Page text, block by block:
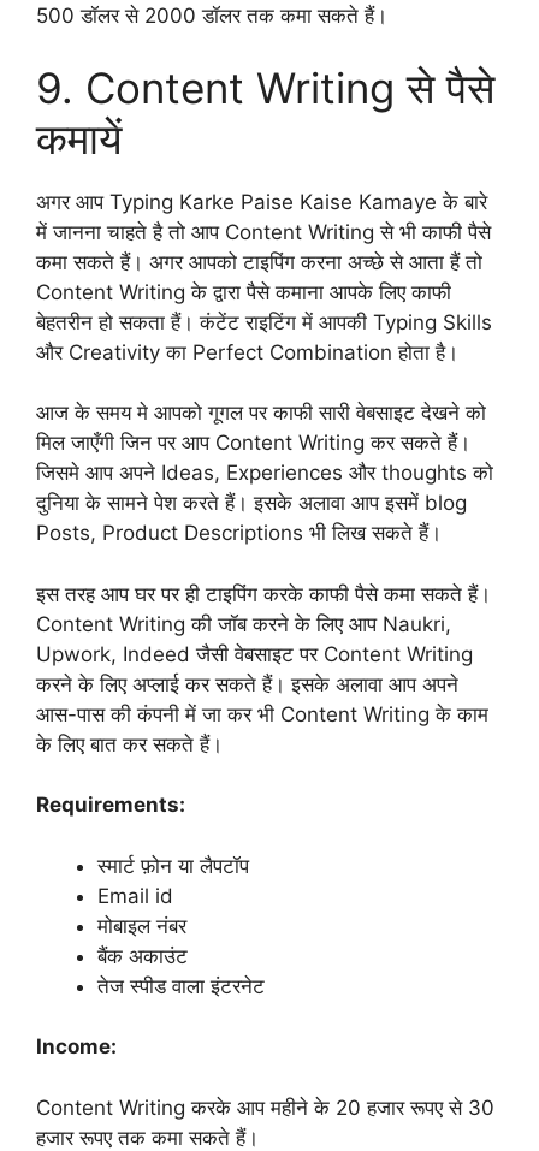
500 डॉलर से 2000 डॉलर तक कमा सकते हैं।
9. Content Writing से पैसे
कमायें
अगर आप Typing Karke Paise Kaise Kamaye के बारे
में जानना चाहते है तो आप Content Writing से भी काफी पैसे
कमा सकते हैं। अगर आपको टाइपिंग करना अच्छे से आता हैं तो
Content Writing के द्वारा पैसे कमाना आपके लिए काफी
बेहतरीन हो सकता हैं। कंटेंट राइटिंग में आपकी Typing Skills
और Creativity का Perfect Combination होता है।
आज के समय मे आपको गूगल पर काफी सारी वेबसाइट देखने को
मिल जाएँगी जिन पर आप Content Writing कर सकते हैं।
जिसमे आप अपने Ideas, Experiences और thoughts को
दुनिया के सामने पेश करते हैं। इसके अलावा आप इसमें blog
Posts, Product Descriptions भी लिख सकते हैं।
इस तरह आप घर पर ही टाइपिंग करके काफी पैसे कमा सकते हैं।
Content Writing की जॉब करने के लिए आप Naukri,
Upwork, Indeed जैसी वेबसाइट पर Content Writing
करने के लिए अप्लाई कर सकते हैं। इसके अलावा आप अपने
आस-पास की कंपनी में जा कर भी Content Writing के काम
के लिए बात कर सकते हैं।
Requirements:
स्मार्ट फ़ोन या लैपटॉप
Email id
मोबाइल नंबर
बैंक अकाउंट
तेज स्पीड वाला इंटरनेट
Income:
Content Writing करके आप महीने के 20 हजार रूपए से 30
हजार रूपए तक कमा सकते हैं।